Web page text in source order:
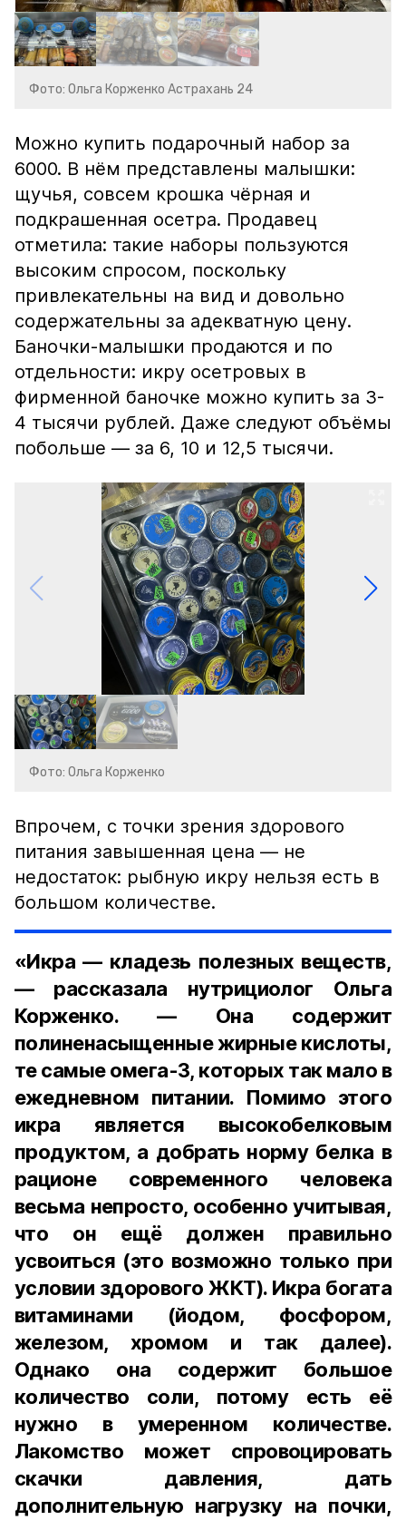
Фото: Ольга Корженко Астрахань 24
Можно купить подарочный набор за
6000. В нём представлены малышки:
щучья, совсем крошка чёрная и
подкрашенная осетра. Продавец
отметила: такие наборы пользуются
высоким спросом, поскольку
привлекательны на вид и довольно
содержательны за адекватную цену.
Баночки-малышки продаются и по
отдельности: икру осетровых в
фирменной баночке можно купить за 3-
4 тысячи рублей. Даже следуют объёмы
побольше — за 6, 10 и 12,5 тысячи.
Фото: Ольга Корженко
Впрочем, с точки зрения здорового
питания завышенная цена — не
недостаток: рыбную икру нельзя есть в
большом количестве.
«Икра — кладезь полезных веществ,
— рассказала нутрициолог Ольга
Корженко. — Она содержит
полиненасыщенные жирные кислоты,
те самые омега-3, которых так мало в
ежедневном питании. Помимо этого
икра является высокобелковым
продуктом, а добрать норму белка в
рационе современного человека
весьма непросто, особенно учитывая,
что он ещё должен правильно
усвоиться (это возможно только при
условии здорового ЖКТ). Икра богата
витаминами (йодом, фосфором,
железом, хромом и так далее).
Однако она содержит большое
количество соли, потому есть её
нужно в умеренном количестве.
Лакомство может спровоцировать
скачки давления, дать
дополнительную нагрузку на почки,